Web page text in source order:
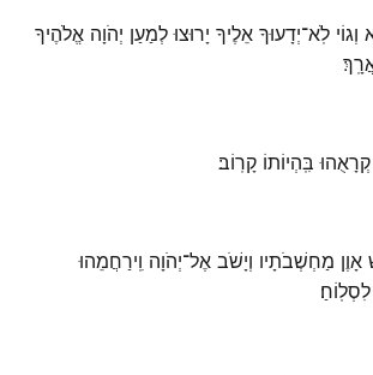
לֹֽא־יְדָעוּךָ אֵלֶיךָ יָרוּצוּ לְמַעַן יְהֹוָה אֱלֹהֶיךָ
בִּֽהְיוֹתוֹ קָרֽוֹב׃
אָוֶן מַחְשְׁבֹתָיו וְיָשֹׁב אֶל־יְהֹוָה וִֽירַחֲמֵהוּ